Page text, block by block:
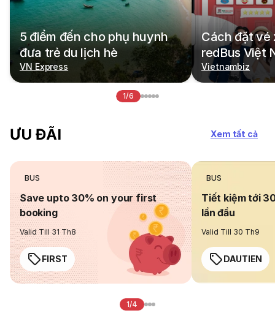
5 điểm đến cho phụ huynh
đưa trẻ du lịch hè
VN Express
Cách đặt vé
redBus Việt
Vietnambiz
1/6
ƯU ĐÃI Xem tất cả
BUS
Save upto 30% on your first
booking
Valid Till 31 Th8
FIRST
BUS
Tiết kiệm tới
lần đầu
Valid Till 30 Th9
DAUTIEN
1/4